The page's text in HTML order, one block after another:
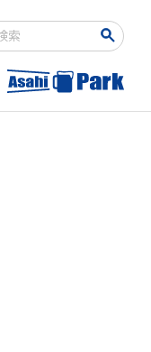
ド入力